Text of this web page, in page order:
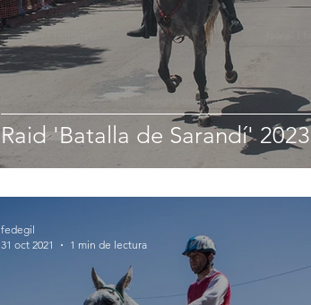
Raid 'Batalla de Sarandí' 2023
fedegil
31 oct 2021
1 min de lectura